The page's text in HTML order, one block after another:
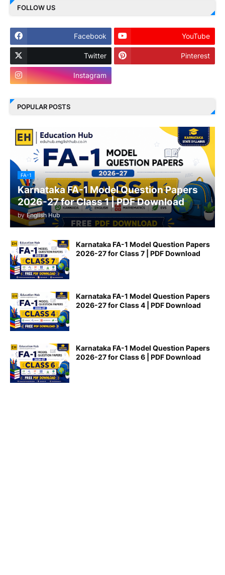
FOLLOW US
Facebook YouTube
Twitter Pinterest
Instagram
POPULAR POSTS
FA-1
Karnataka FA-1 Model Question Papers
2026-27 for Class 1 | PDF Download
by English Hub
Karnataka FA-1 Model Question Papers
2026-27 for Class 7 | PDF Download
Karnataka FA-1 Model Question Papers
2026-27 for Class 4 | PDF Download
Karnataka FA-1 Model Question Papers
2026-27 for Class 6 | PDF Download